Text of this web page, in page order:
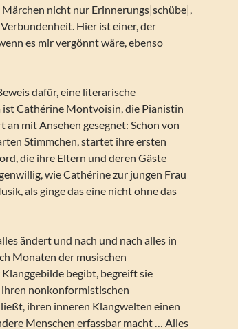
Märchen nicht nur Erinnerungs|schübe|,
Hier ist einer, der
es mir vergönnt wäre, ebenso
dafür, eine literarische
Cathérine Montvoisin, die Pianistin
mit Ansehen gesegnet: Schon von
Stimmchen, startet ihre ersten
die ihre Eltern und deren Gäste
wie Cathérine zur jungen Frau
als ginge das eine nicht ohne das
ändert und nach und nach alles in
Monaten der musischen
begibt, begreift sie
nonkonformistischen
ihren inneren Klangwelten einen
Menschen erfassbar macht … Alles